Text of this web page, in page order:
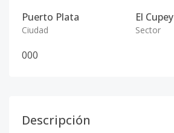
Puerto Plata
Ciudad
El Cupey
Sector
000
Descripción